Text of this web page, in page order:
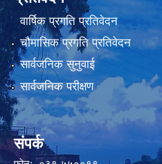
वार्षिक प्रगति प्रतिवेदन
चौमासिक प्रगति प्रतिवेदन
सार्वजनिक सुनुवाई
सार्वजनिक परीक्षण
संपर्क